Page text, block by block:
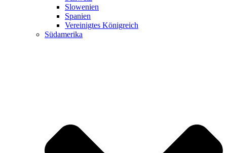
Slowenien
Spanien
Vereinigtes Königreich
Südamerika